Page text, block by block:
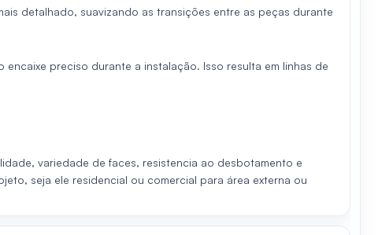
detalhado, suavizando as transições entre as peças durante
preciso durante a instalação. Isso resulta em linhas de
variedade de faces, resistencia ao desbotamento e
seja ele residencial ou comercial para área externa ou